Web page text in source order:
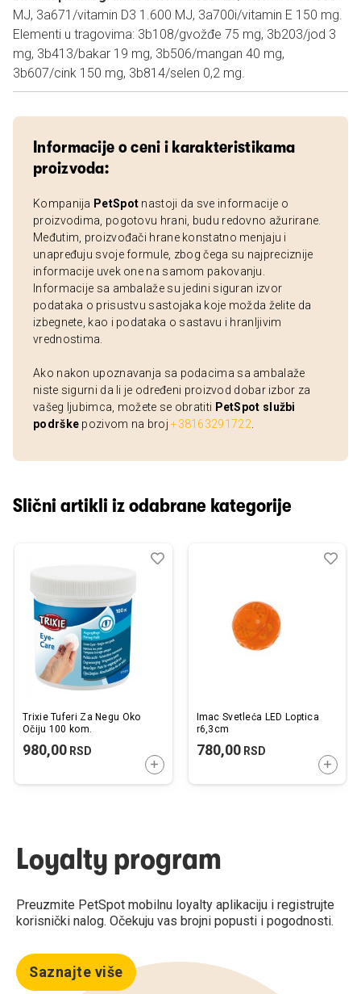
MJ, 3a671/vitamin D3 1.600 MJ, 3a700i/vitamin E 150 mg.
Elementi u tragovima: 3b108/gvožđe 75 mg, 3b203/jod 3
mg, 3b413/bakar 19 mg, 3b506/mangan 40 mg,
3b607/cink 150 mg, 3b814/selen 0,2 mg.
Informacije o ceni i karakteristikama
proizvoda:
Kompanija PetSpot nastoji da sve informacije o
proizvodima, pogotovu hrani, budu redovno ažurirane.
Međutim, proizvođači hrane konstatno menjaju i
unapređuju svoje formule, zbog čega su najpreciznije
informacije uvek one na samom pakovanju.
Informacije sa ambalaže su jedini siguran izvor
podataka o prisustvu sastojaka koje možda želite da
izbegnete, kao i podataka o sastavu i hranljivim
vrednostima.
Ako nakon upoznavanja sa podacima sa ambalaže
niste sigurni da li je određeni proizvod dobar izbor za
vašeg ljubimca, možete se obratiti PetSpot službi
podrške pozivom na broj+38163291722
Slični artikli iz odabrane kategorije
Trixie Tuferi Za Negu Oko
Očiju 100 kom.
980,00 RSD
DODAJTE U KORPU
Dodaj
Uporedi
Imac Svetleća LED Loptica
r6,3cm
780,00RSD
Loyalty program
Preuzmite PetSpot mobilnu loyalty aplikaciju i registrujte
korisnički nalog. Očekuju vas brojni popusti i pogodnosti.
Saznajte više